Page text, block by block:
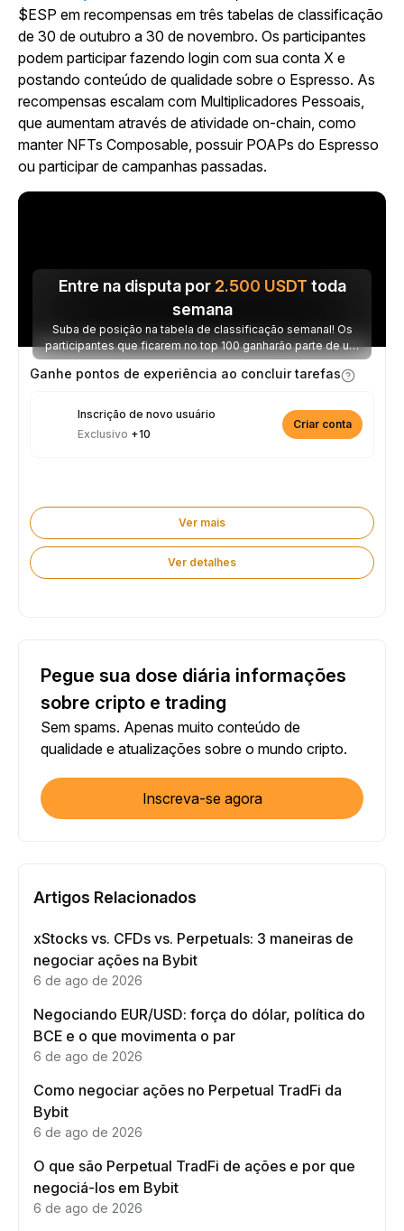
$ESP em recompensas em três tabelas de classificação
de 30 de outubro a 30 de novembro. Os participantes
podem participar fazendo login com sua conta X e
postando conteúdo de qualidade sobre o Espresso. As
recompensas escalam com Multiplicadores Pessoais,
que aumentam através de atividade on-chain, como
manter NFTs Composable, possuir POAPs do Espresso
ou participar de campanhas passadas.
Entre na disputa por 2.500 USDT toda
semana
Suba de posição na tabela de classificação semanal! Os
participantes que ficarem no top 100 ganharão parte de um
prêmio de 2.500 USDT toda semana.
Ganhe pontos de experiência ao concluir tarefas
Inscrição de novo usuário
Exclusivo +10
Criar conta
Ver mais
Ver detalhes
Pegue sua dose diária informações
sobre cripto e trading
Sem spams. Apenas muito conteúdo de
qualidade e atualizações sobre o mundo cripto.
Inscreva-se agora
Artigos Relacionados
xStocks vs. CFDs vs. Perpetuals: 3 maneiras de
negociar ações na Bybit
6 de ago de 2026
Negociando EUR/USD: força do dólar, política do
BCE e o que movimenta o par
6 de ago de 2026
Como negociar ações no Perpetual TradFi da
Bybit
6 de ago de 2026
O que são Perpetual TradFi de ações e por que
negociá-los em Bybit
6 de ago de 2026